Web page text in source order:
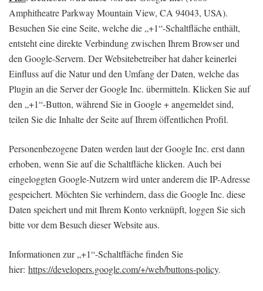
Amphitheatre Parkway Mountain View, CA 94043, USA).
Besuchen Sie eine Seite, welche die „+1“-Schaltfläche enthält,
entsteht eine direkte Verbindung zwischen Ihrem Browser und
den Google-Servern. Der Websitebetreiber hat daher keinerlei
Einfluss auf die Natur und den Umfang der Daten, welche das
Plugin an die Server der Google Inc. übermitteln. Klicken Sie auf
den „+1“-Button, während Sie in Google + angemeldet sind,
teilen Sie die Inhalte der Seite auf Ihrem öffentlichen Profil.
Personenbezogene Daten werden laut der Google Inc. erst dann
erhoben, wenn Sie auf die Schaltfläche klicken. Auch bei
eingeloggten Google-Nutzern wird unter anderem die IP-Adresse
gespeichert. Möchten Sie verhindern, dass die Google Inc. diese
Daten speichert und mit Ihrem Konto verknüpft, loggen Sie sich
bitte vor dem Besuch dieser Website aus.
Informationen zur „+1“-Schaltfläche finden Sie
hier: https://developers.google.com/+/web/buttons-policy.